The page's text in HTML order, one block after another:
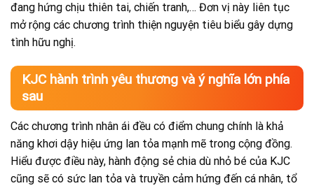
đang hứng chịu thiên tai, chiến tranh,… Đơn vị này liên tục
mở rộng các chương trình thiện nguyện tiêu biểu gây dựng
tình hữu nghị.
KJC hành trình yêu thương và ý nghĩa lớn phía
sau
Các chương trình nhân ái đều có điểm chung chính là khả
năng khơi dậy hiệu ứng lan tỏa mạnh mẽ trong cộng đồng.
Hiểu được điều này, hành động sẻ chia dù nhỏ bé của KJC
cũng sẽ có sức lan tỏa và truyền cảm hứng đến cá nhân, tổ